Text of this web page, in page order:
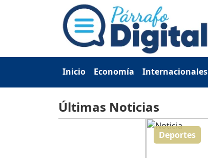
Inicio Economía Internacionales
Últimas Noticias